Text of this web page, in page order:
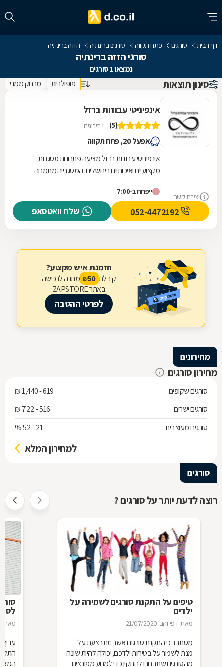
דף הבית סורגים פתח תקווה סורגים ברינתיה הזזה ברינתיה
סורגי הזזה ברינתיה
נמצאו 1 סורגים
סינון תוצאות פופולריות מרחק ממני
יצירת קשר
אינפיניטי עבודות ברזל
(5) 1 דירוגים
אפעל 20, פתח תקווה
אינפיניטי עבודות ברזל מציעה פתרונות מסגרות
מקצועיים ואיכותיים בירושלים. המסגרייה מתמחה
ייפתח ב-7:00
שלח וואטסאפ
הזמנת איש מקצוע?
קיבלת 50
₪ מתנה לרכישה
באתר ZAPSTORE
לפרטי ההטבה
מחירונים
מחירון סורגים
סורגים שקופים
619 - 1,440 ₪
סורגים ישרים
516 - 722 ₪
סורגים מעוצבים
21 - 52 %
למחירון המלא
סורגים
רוצה לדעת יותר על סורגים ?
טיפים על התקנת סורגים לשמירה על
ילדים
מאת: דפי זהב 21/07/2020
מסתבר כי התקנת סורגים אשר מתבצעת על
מנת לשמור על בטיחות ילדכם, יכולה להיות שונה
מהסורגים שתבחרו להתקין כדי למנוע מפורצים
מאת: